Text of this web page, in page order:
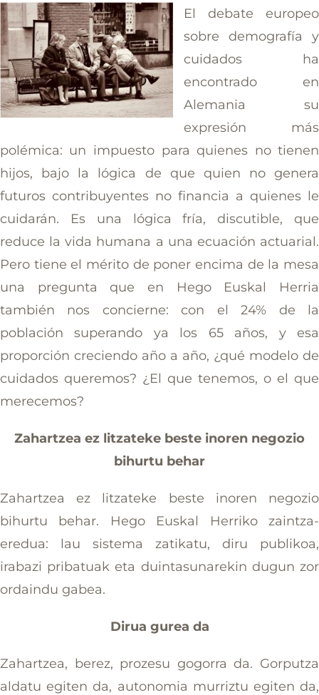
El debate europeo
sobre demografía y
cuidados ha
encontrado en
Alemania su
expresión más
polémica: un impuesto para quienes no tienen
hijos, bajo la lógica de que quien no genera
futuros contribuyentes no financia a quienes le
cuidarán. Es una lógica fría, discutible, que
reduce la vida humana a una ecuación actuarial.
Pero tiene el mérito de poner encima de la mesa
una pregunta que en Hego Euskal Herria
también nos concierne: con el 24% de la
población superando ya los 65 años, y esa
proporción creciendo año a año, ¿qué modelo de
cuidados queremos? ¿El que tenemos, o el que
merecemos?
Zahartzea ez litzateke beste inoren negozio
bihurtu behar
Zahartzea ez litzateke beste inoren negozio
bihurtu behar. Hego Euskal Herriko zaintza-
eredua: lau sistema zatikatu, diru publikoa,
irabazi pribatuak eta duintasunarekin dugun zor
ordaindu gabea.
Dirua gurea da
Zahartzea, berez, prozesu gogorra da. Gorputza
aldatu egiten da, autonomia murriztu egiten da,